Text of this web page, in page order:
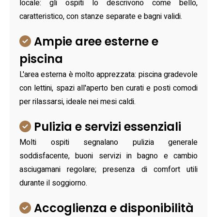
locale: gli ospiti lo descrivono come bello,
caratteristico, con stanze separate e bagni validi.
Ampie aree esterne e
piscina
L'area esterna è molto apprezzata: piscina gradevole
con lettini, spazi all'aperto ben curati e posti comodi
per rilassarsi, ideale nei mesi caldi.
Pulizia e servizi essenziali
Molti ospiti segnalano pulizia generale
soddisfacente, buoni servizi in bagno e cambio
asciugamani regolare; presenza di comfort utili
durante il soggiorno.
Accoglienza e disponibilità